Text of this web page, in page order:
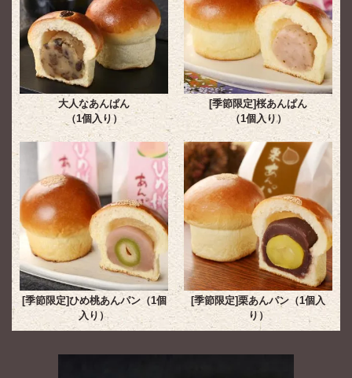
大人なあんぱん
（1個入り）
[季節限定]桜あんぱん
（1個入り）
[季節限定]ひめ桃あんパン（1個
入り）
[季節限定]栗あんパン（1個入
り）